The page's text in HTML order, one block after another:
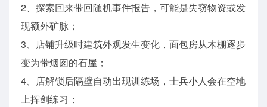
2、探索回来带回随机事件报告，可能是失窃物资或发
现额外矿脉；
3、店铺升级时建筑外观发生变化，面包房从木棚逐步
变为带烟囱的石屋；
4、店解锁后隔壁自动出现训练场，士兵小人会在空地
上挥剑练习；